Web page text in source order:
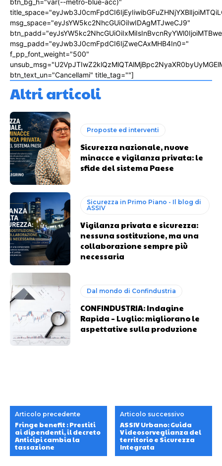
btn_bg_h="var(--metro-blue-acc)"
msg_space="eyJsYW5kc2NhcGUiOiIwIDAgMTJweCJ9"
msg_padd="eyJwb3J0cmFpdCI6IjZweCAxMHB4In0="
f_pp_font_weight="500"
btn_text_un="Cancellami" title_tag=""]
Altri articoli
Proposte ed interventi
Sicurezza nazionale, nuove
minacce e vigilanza privata: le
sfide del sistema Paese
Sicurezza in Primo Piano - Il blog di
ASSIV
Vigilanza privata e sicurezza:
nessuna sostituzione, ma una
collaborazione sempre più
necessaria
Dal mondo di Confindustria
CONFINDUSTRIA: Indagine
Rapida – Luglio: migliorano le
aspettative sulla produzione
Articolo precedente
Fringe benefit : Prestiti
ai dipendenti, il decreto
Anticipi cambia la
tassazione
Articolo successivo
ASSIV Urbano: Guida
Videosorveglianza del
territorio e Sicurezza
Integrata